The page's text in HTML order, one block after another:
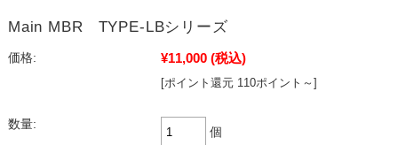
Main MBR TYPE-LBシリーズ
価格: ¥11,000 (税込)
[ポイント還元 110ポイント～]
数量:
個